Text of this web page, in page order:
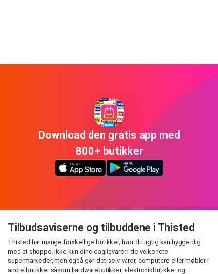
Download den gratis app med
800+ butikker
Tilbudsaviserne og tilbuddene i Thisted
Thisted har mange forskellige butikker, hvor du rigtig kan hygge dig
med at shoppe. Ikke kun dine dagligvarer i de velkendte
supermarkeder, men også gør-det-selv-varer, computere eller møbler i
andre butikker såsom hardwarebutikker, elektronikbutikker og